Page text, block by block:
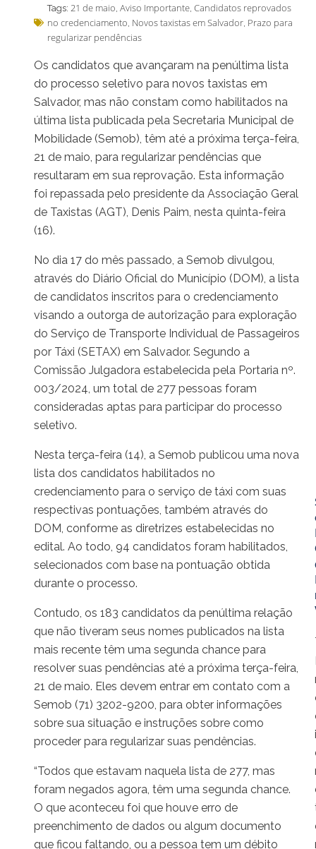
Tags: 21 de maio ,Aviso Importante ,Candidatos reprovados
no credenciamento Novos taxistas em Salvador Prazo para
regularizar pendências
Os candidatos que avançaram na penúltima lista
do processo seletivo para novos taxistas em
Salvador, mas não constam como habilitados na
última lista publicada pela Secretaria Municipal de
Mobilidade (Semob), têm até a próxima terça-feira,
21 de maio, para regularizar pendências que
resultaram em sua reprovação. Esta informação
foi repassada pelo presidente da Associação Geral
de Taxistas (AGT), Denis Paim, nesta quinta-feira
(16).
No dia 17 do mês passado, a Semob divulgou,
através do Diário Oficial do Município (DOM), a lista
de candidatos inscritos para o credenciamento
visando a outorga de autorização para exploração
do Serviço de Transporte Individual de Passageiros
por Táxi (SETAX) em Salvador. Segundo a
Comissão Julgadora estabelecida pela Portaria nº.
003/2024, um total de 277 pessoas foram
consideradas aptas para participar do processo
seletivo.
Nesta terça-feira (14), a Semob publicou uma nova
lista dos candidatos habilitados no
credenciamento para o serviço de táxi com suas
respectivas pontuações, também através do
DOM, conforme as diretrizes estabelecidas no
edital. Ao todo, 94 candidatos foram habilitados,
selecionados com base na pontuação obtida
durante o processo.
Contudo, os 183 candidatos da penúltima relação
que não tiveram seus nomes publicados na lista
mais recente têm uma segunda chance para
resolver suas pendências até a próxima terça-feira,
21 de maio. Eles devem entrar em contato com a
Semob (71) 3202-9200, para obter informações
sobre sua situação e instruções sobre como
proceder para regularizar suas pendências.
“Todos que estavam naquela lista de 277, mas
foram negados agora, têm uma segunda chance.
O que aconteceu foi que houve erro de
preenchimento de dados ou algum documento
que ficou faltando, ou a pessoa tem um débito